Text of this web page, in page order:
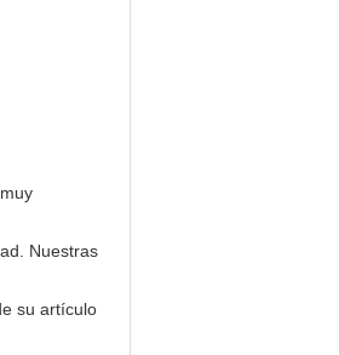
Nuestras
su artículo